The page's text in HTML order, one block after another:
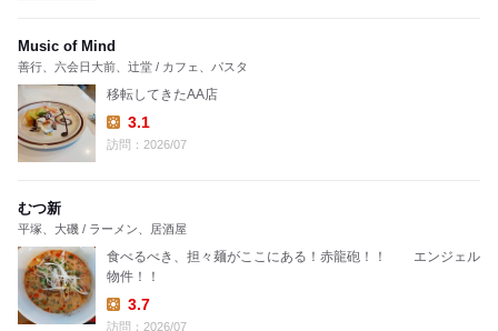
Music of Mind
善行、六会日大前、辻堂 / カフェ、パスタ
移転してきたAA店
Lunch:
3.1
訪問：2026/07
むつ新
平塚、大磯 / ラーメン、居酒屋
食べるべき、担々麺がここにある！赤龍砲！！ エンジェル
物件！！
Lunch:
3.7
訪問：2026/07